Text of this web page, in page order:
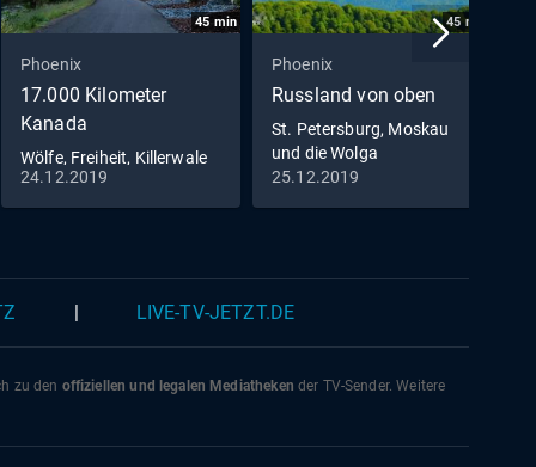
45 min
Phoenix
17.000 Kilometer
Kanada
Wölfe, Freiheit, Killerwale
24.12.2019
45 min
Phoenix
Russland von oben
St. Petersburg, Moskau
und die Wolga
25.12.2019
LIVE-TV-JETZT.DE
zu den offiziellen und legalen Mediatheken der TV-Sender. Weitere